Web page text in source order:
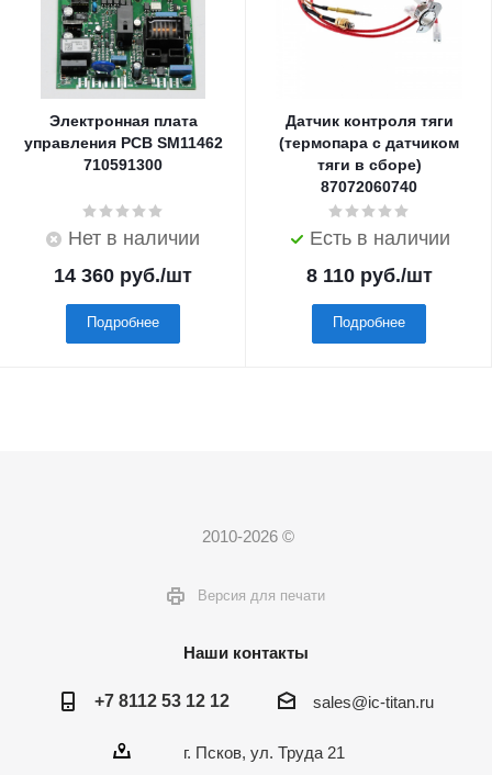
Электронная плата
управления PCB SM11462
710591300
Нет в наличии
14 360 руб./шт
Подробнее
Датчик контроля тяги
(термопара с датчиком
тяги в сборе)
87072060740
Есть в наличии
8 110руб./шт
Подробнее
2010-2026 ©
Версия для печати
Наши контакты
+7 8112 53 12 12 sales@ic-titan.ru
г. Псков, ул. Труда 21